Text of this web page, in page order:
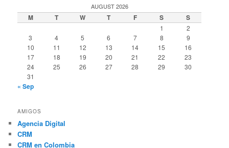
AUGUST 2026
M T W T F S S
1
2
3
4 5 6 7 8
9
10
11 12 13 14 15
16
17
18 19 20 21 22
23
24
25 26 27 28 29
30
31
« Sep
AMIGOS
Agencia Digital
CRM
CRM en Colombia